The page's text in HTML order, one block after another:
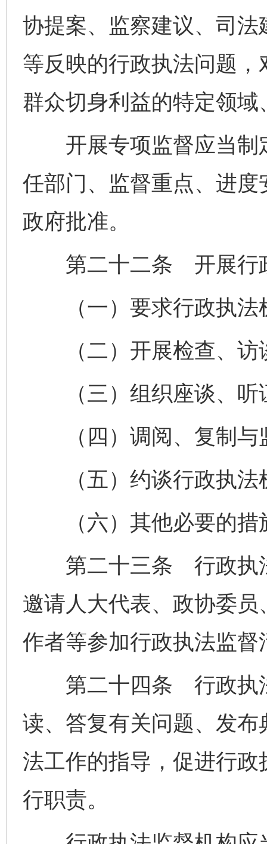
协提案、监察建议、司
等反映的行政执法问题
群众切身利益的特定领
开展专项监督应当制
任部门、监督重点、进
政府批准。
第二十二条 开展行政
（一）要求行政执法
（二）开展检查、访
（三）组织座谈、听
（四）调阅、复制与
（五）约谈行政执法
（六）其他必要的措
第二十三条 行政执法
邀请人大代表、政协委
作者等参加行政执法监督
第二十四条 行政执法
读、答复有关问题、发
法工作的指导，促进行
行职责。